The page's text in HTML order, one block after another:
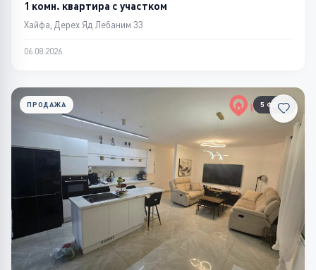
1 комн. квартира с участком
Хайфа, Дерех Яд Лебаним 33
06.08.2026
5 ФОТО
ПРОДАЖА